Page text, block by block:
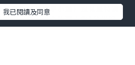
。市內（其實是小鎮）沒甚麼特別好
從市（鎮）中心往西走約2公里的
我已閱讀及同意